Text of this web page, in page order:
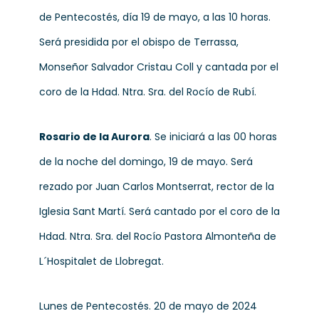
de Pentecostés, día 19 de mayo, a las 10 horas.
Será presidida por el obispo de Terrassa,
Monseñor Salvador Cristau Coll y cantada por el
coro de la Hdad. Ntra. Sra. del Rocío de Rubí.
Rosario de la Aurora. Se iniciará a las 00 horas
de la noche del domingo, 19 de mayo. Será
rezado por Juan Carlos Montserrat, rector de la
Iglesia Sant Martí. Será cantado por el coro de la
Hdad. Ntra. Sra. del Rocío Pastora Almonteña de
L´Hospitalet de Llobregat.
Lunes de Pentecostés. 20 de mayo de 2024